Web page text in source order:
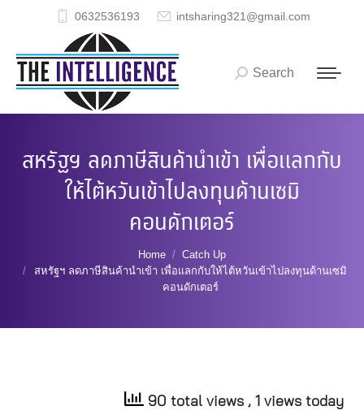
0632536193 intsharing321@gmail.com
Search:
Search
สหรัฐฯ ลดภาษีสินค้านำเข้า เพื่อแลกกับ
ให้ไต้หวันเข้าไปลงทุนด้านเซมิ
คอนดักเตอร์
Home
Catch Up
สหรัฐฯ ลดภาษีสินค้านำเข้า เพื่อแลกกับให้ไต้หวันเข้าไปลงทุนด้านเซมิ
คอนดักเตอร์
90 total views , 1 views today